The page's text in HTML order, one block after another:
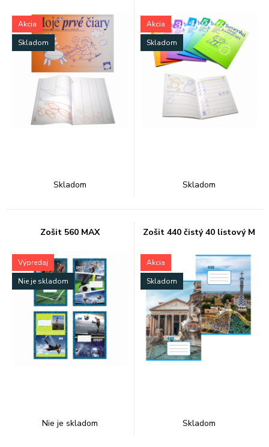
Akcia
Skladom
Skladom
Akcia
Skladom
Skladom
Zošit 560 MAX
Výpredaj
Nie je skladom
Nie je skladom
Zošit 440 čistý 40 listový M
Akcia
Skladom
Skladom